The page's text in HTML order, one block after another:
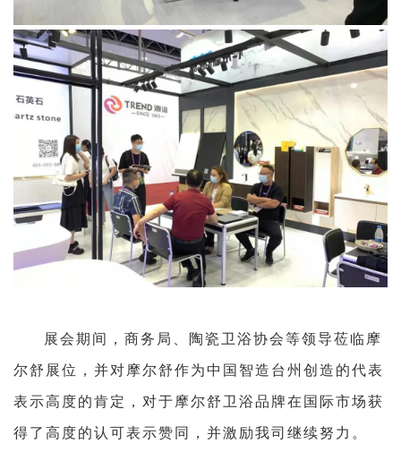
展会期间，商务局、陶瓷卫浴协会等领导莅临摩
尔舒展位，并对摩尔舒作为中国智造台州创造的代表
表示高度的肯定，对于摩尔舒卫浴品牌在国际市场获
得了高度的认可表示赞同，并激励我司继续努力。